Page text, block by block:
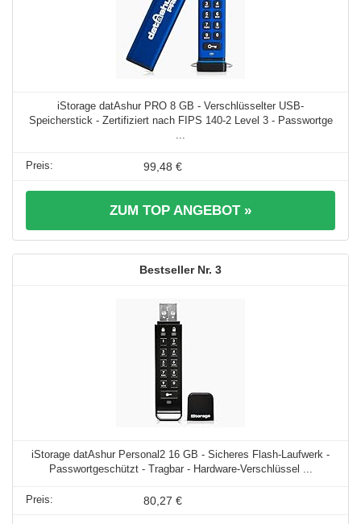
iStorage datAshur PRO 8 GB - Verschlüsselter USB-
Speicherstick - Zertifiziert nach FIPS 140-2 Level 3 - Passwortge
99,48 €
ZUM TOP ANGEBOT »
3
iStorage datAshur Personal2 16 GB - Sicheres Flash-Laufwerk -
Passwortgeschützt - Tragbar - Hardware-Verschlüssel ...
80,27 €